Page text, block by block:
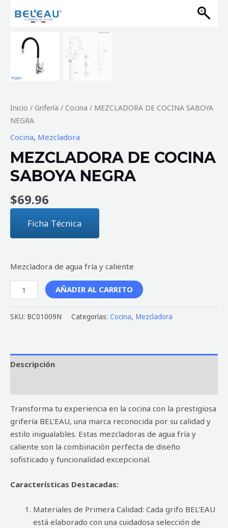
Inicio / Grifería / Cocina / MEZCLADORA DE COCINA SABOYA
NEGRA
Cocina, Mezcladora
MEZCLADORA DE COCINA
SABOYA NEGRA
$69.96
Ficha Técnica
Mezcladora de agua fría y caliente
AÑADIR AL CARRITO
SKU: BC01009N Categorías: Cocina, Mezcladora
Descripción
Transforma tu experiencia en la cocina con la prestigiosa
grifería BEL’EAU, una marca reconocida por su calidad y
estilo inigualables. Estas mezcladoras de agua fría y
caliente son la combinación perfecta de diseño
sofisticado y funcionalidad excepcional.
Características Destacadas:
Materiales de Primera Calidad: Cada grifo BEL’EAU
está elaborado con una cuidadosa selección de